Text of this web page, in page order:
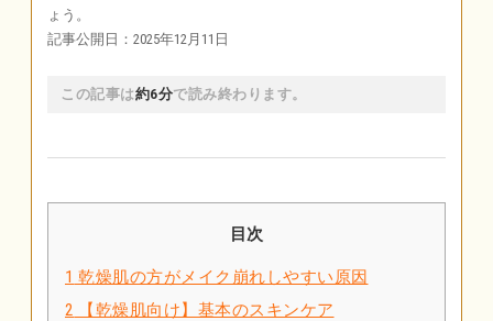
ょう。
記事公開日：2025年12月11日
この記事は約6分で読み終わります。
目次
1 乾燥肌の方がメイク崩れしやすい原因
2
【乾燥肌向け】基本のスキンケア